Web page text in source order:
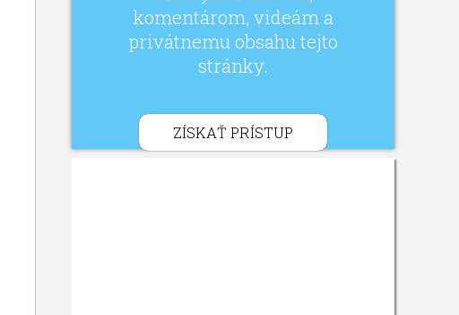
komentárom, videám a
privátnemu obsahu tejto
stránky.
ZÍSKAŤ PRÍSTUP